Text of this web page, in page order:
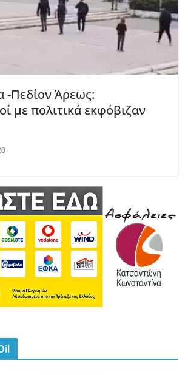
-Πεδίον Άρεως:
με πολιτικά εκφόβιζαν